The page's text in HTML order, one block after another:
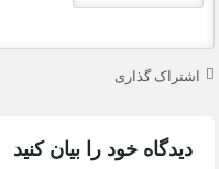
اشتراک گذاری
دیدگاه خود را بیان کنید